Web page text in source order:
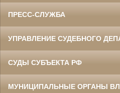
ПРЕСС-СЛУЖБА
УПРАВЛЕНИЕ СУДЕБНОГО
СУДЫ СУБЪЕКТА РФ
МУНИЦИПАЛЬНЫЕ ОРГАНЫ